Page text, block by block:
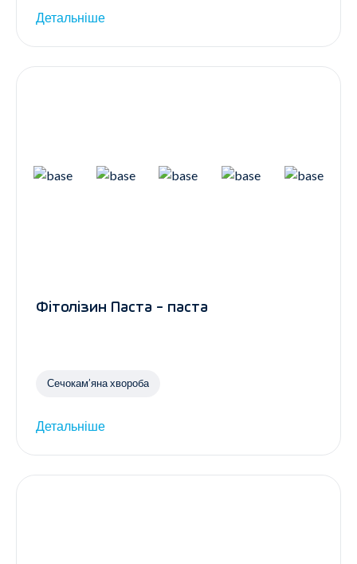
Детальніше
Фітолізин Паста - паста
Сечокам’яна хвороба
Детальніше